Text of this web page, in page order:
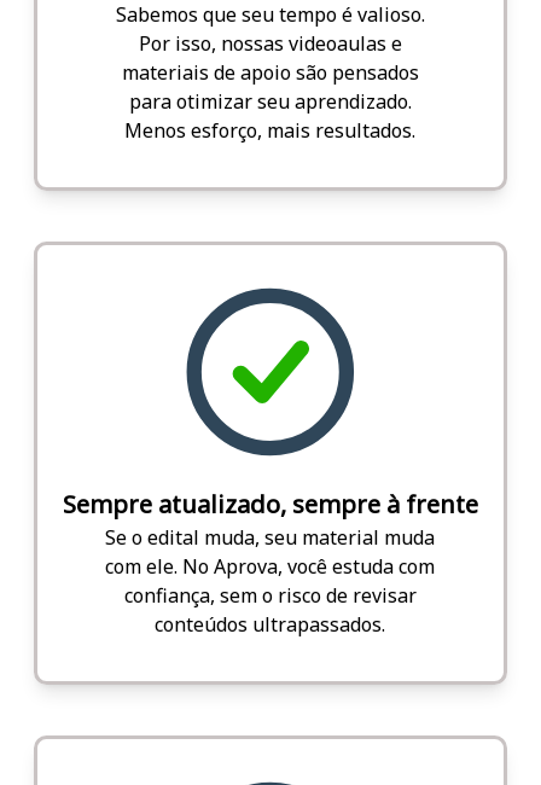
Sabemos que seu tempo é valioso.
Por isso, nossas videoaulas e
materiais de apoio são pensados
para otimizar seu aprendizado.
Menos esforço, mais resultados.
Sempre atualizado, sempre à frente
Se o edital muda, seu material muda
com ele. No Aprova, você estuda com
confiança, sem o risco de revisar
conteúdos ultrapassados.